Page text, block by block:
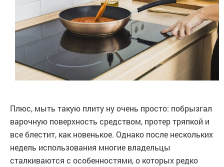
Плюс, мыть такую плиту ну очень просто: побрызгал
варочную поверхность средством, протер тряпкой и
все блестит, как новенькое. Однако после нескольких
недель использования многие владельцы
сталкиваются с особенностями, о которых редко